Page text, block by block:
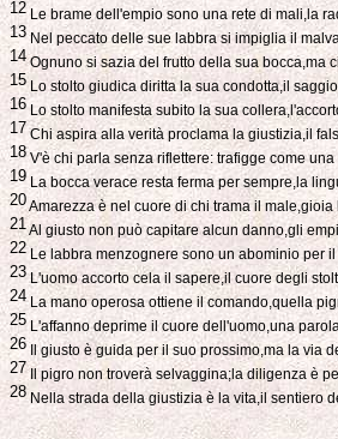
12 Le brame dell'empio sono una rete di mali,la
13Nel peccato delle sue labbra si impiglia il
14Ognuno si sazia del frutto della sua bocca,ma
15 Lo stolto giudica diritta la sua condotta,il
16 Lo stolto manifesta subito la sua
17Chi aspira alla verità proclama la giustizia,il
18 V'è chi parla senza riflettere: trafigge come
19 La bocca verace resta ferma per sempre,la
20Amarezza è nel cuore di chi trama il
21Al giusto non può capitare alcun danno,gli
22Le labbra menzognere sono un abominio per
23L'uomo accorto cela il sapere,il cuore degli
24La mano operosa ottiene il comando,quella
25 L'affanno deprime il cuore dell'uomo,una
26 Il giusto è guida per il suo prossimo,ma la via
27Il pigro non troverà selvaggina;la diligenza è
28Nella strada della giustizia è la vita,il sentiero